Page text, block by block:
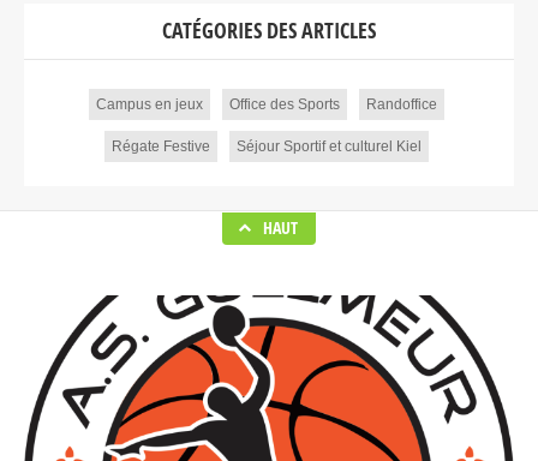
CATÉGORIES DES ARTICLES
Campus en jeux Office des Sports Randoffice
Régate Festive Séjour Sportif et culturel Kiel
HAUT